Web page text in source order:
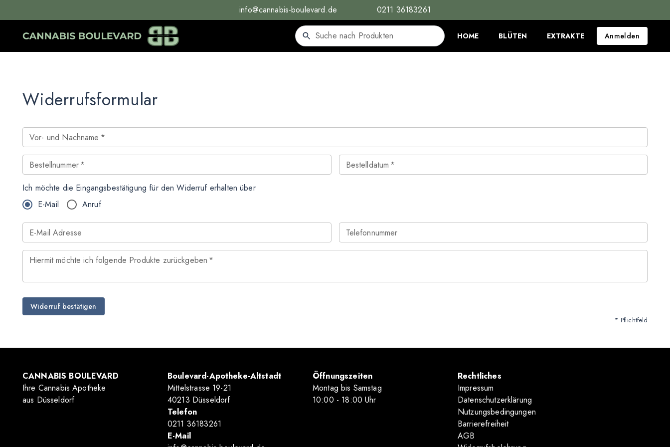
info@cannabis-boulevard.de 0211 36183261
HOME BLÜTEN EXTRAKTE Anmelden
Widerrufsformular
Vor- und Nachname *
Bestellnummer* Bestelldatum *
Ich möchte die Eingangsbestätigung für den Widerruf erhalten über
E-Mail
Anruf
E-Mail Adresse Telefonnummer
Hiermit möchte ich folgende Produkte zurückgeben *
Widerruf bestätigen
* Pflichtfeld
CANNABIS BOULEVARD
Ihre Cannabis Apotheke
aus Düsseldorf
Boulevard-Apotheke-Altstadt
Mittelstrasse 19-21
40213 Düsseldorf
Telefon
0211 36183261
E-Mail
Öffnungszeiten
Montag bis Samstag
10:00 - 18:00 Uhr
Rechtliches
Impressum
Datenschutzerklärung
Nutzungsbedingungen
Barrierefreiheit
AGB